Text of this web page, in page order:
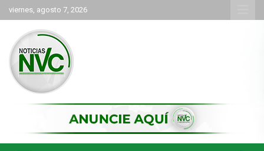
Saltar
al
contenido
viernes, agosto 7, 2026
NVC Noticias